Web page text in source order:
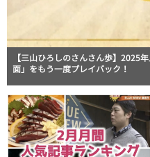
【三山ひろしのさんさん歩】2025
面」をもう一度プレイバック！